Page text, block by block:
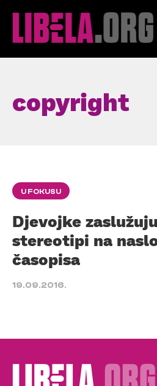
copyright
U FOKUSU
Djevojke
stereotipi na
časopisa
19.09.2016.